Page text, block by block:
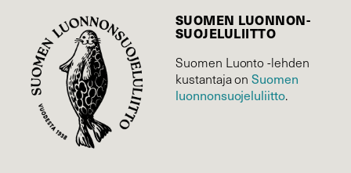
SUOMEN LUONNON­
SUOJELU­LIITTO
Suomen Luonto -lehden
kustantaja onSuomen
luonnonsuojelu­liitto.